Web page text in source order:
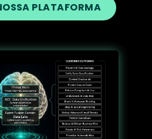
PLATAFORMA